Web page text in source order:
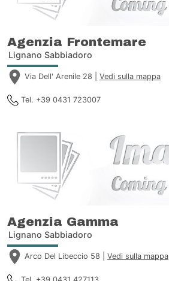
Agenzia Frontemare
Lignano Sabbiadoro
Via Dell' Arenile 28 | Vedi sulla mappa
Tel. +39 0431 723007
Agenzia Gamma
Lignano Sabbiadoro
Arco Del Libeccio 58 | Vedi sulla mappa